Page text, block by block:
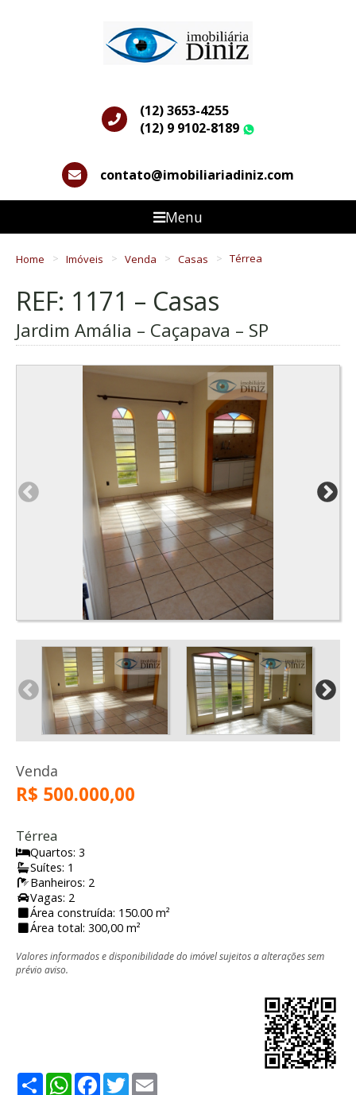
(12) 3653-4255
(12) 9 9102-8189
contato@imobiliariadiniz.com
Menu
Home Imóveis Venda Casas Térrea
REF: 1171 – Casas
Jardim Amália – Caçapava – SP
Venda
R$ 500.000,00
Térrea
Quartos: 3
Suítes: 1
Banheiros: 2
Vagas: 2
Área construída: 150.00 m²
Área total: 300,00 m²
Valores informados e disponibilidade do imóvel sujeitos a alterações sem
prévio aviso.
ShareWhatsApp
Facebook
Twitter